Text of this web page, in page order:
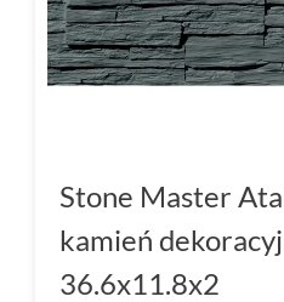
Stone Master
kamień
36.6x11.8x2